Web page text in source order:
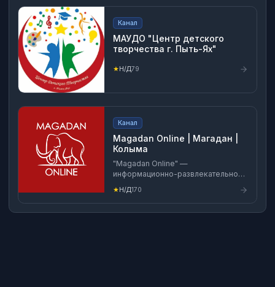
Канал
МАУДО "Центр детского
творчества г. Пыть-Ях"
★Н/Д79
Канал
Magadan Online | Магадан |
Колыма
"Magadan Online" —
информационно-развлекательное
сообщество о Магадане и области.
Если в городе что-то произошло,
то мы обязательно об этом
расскажем.
★Н/Д170